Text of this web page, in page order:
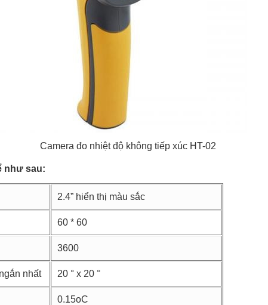
Camera đo nhiệt độ không tiếp xúc HT-02
như sau:
2.4” hiển thị màu sắc
60 * 60
3600
nhất 20 ° x 20 °
0.15oC